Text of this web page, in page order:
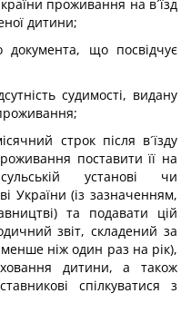
проживання на в´їзд
дитини;
що посвідчує
судимості, видану
строк після в´їзду
поставити її на
установі чи
України (із зазначенням,
та подавати цій
звіт, складений за
ніж один раз на рік),
дитини, а також
спілкуватися з